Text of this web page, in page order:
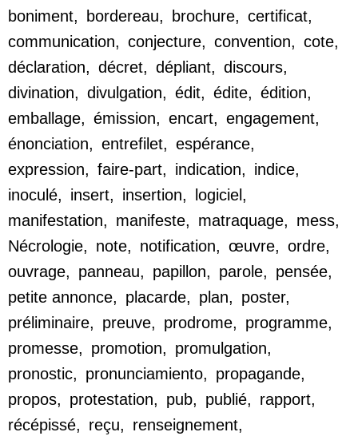
boniment, bordereau, brochure, certificat,
communication, conjecture, convention, cote,
déclaration, décret, dépliant, discours,
divination, divulgation, édit, édite, édition,
emballage, émission, encart, engagement,
énonciation, entrefilet, espérance,
expression, faire-part, indication, indice,
inoculé, insert, insertion, logiciel,
manifestation, manifeste, matraquage, mess,
Nécrologie, note, notification, œuvre, ordre,
ouvrage, panneau, papillon, parole, pensée,
petite annonce, placarde, plan, poster,
préliminaire, preuve, prodrome, programme,
promesse, promotion, promulgation,
pronostic, pronunciamiento, propagande,
propos, protestation, pub, publié, rapport,
récépissé, reçu, renseignement,